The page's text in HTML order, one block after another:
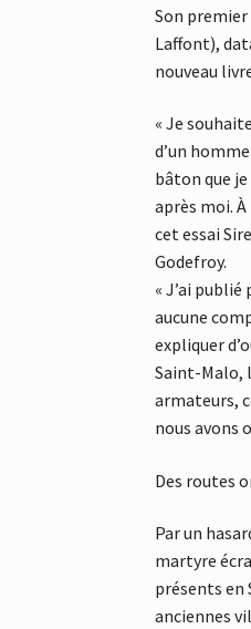
Son premier
Laffont),
nouveau
« Je
d’un
bâton que
après moi. À
cet essai
Godefroy.
« J’ai
aucune
expliquer
Saint-Malo,
armateurs,
nous avons
Des routes
Par un
martyre
présents en
anciennes